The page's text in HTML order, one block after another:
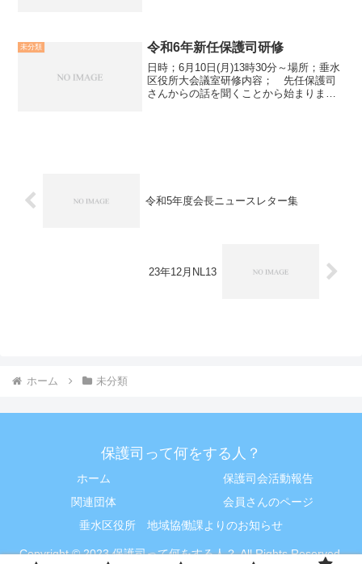
ー 新見区長の挨拶...
未分類 令和6年新任保護司研修
日時；6月10日(月)13時30分～場所；垂水
区役所大会議室研修内容； 先任保護司
さんからの話を聞くことから始まりまし
令和5年度会長ニュースレター集
23年12月NL13
ホーム 未分類
保護司って何をする人？
ホーム
保護司会活動報告
関連団体
会員さんのページ
垂水区役所 地域協働課よりのお知らせ
Copyright © 2023 保護司って何をする人？ All Rights Reserved.